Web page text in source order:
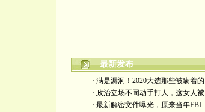
最新发布
· 满是漏洞！2020大选那些被瞒着的
· 政治立场不同动手打人，这女人被
· 最新解密文件曝光，原来当年FBI